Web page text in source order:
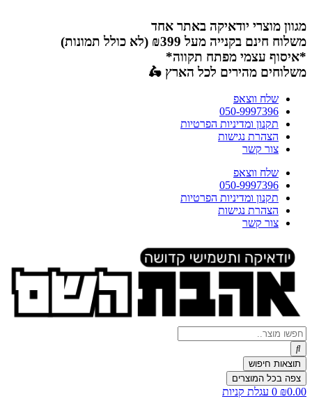
לתוכן
מגוון מוצרי יודאיקה באתר אחד
משלוח חינם בקנייה מעל ₪399 (לא כולל תמונות)
*איסוף עצמי מפתח תקווה*
משלוחים מהירים לכל הארץ 🛵
שלח ווצאפ
050-9997396
תקנון ומדיניות הפרטיות
הצהרת נגישות
צור קשר
שלח ווצאפ
050-9997396
תקנון ומדיניות הפרטיות
הצהרת נגישות
צור קשר
Search
...
תוצאות חיפוש
צפה בכל המוצרים
₪0.00
0 עגלת קניות